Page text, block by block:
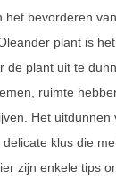
het bevorderen
plant is
de plant uit te
ruimte
Het uitdunnen
klus die
zijn enkele tips